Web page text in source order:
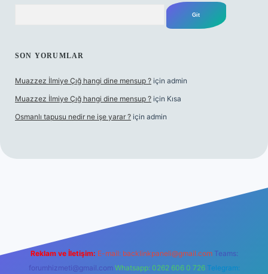
SON YORUMLAR
Muazzez İlmiye Çığ hangi dine mensup ? için admin
Muazzez İlmiye Çığ hangi dine mensup ? için Kısa
Osmanlı tapusu nedir ne işe yarar ? için admin
Reklam ve İletişim: E-mail: backlinkpaneli@gmail.com Teams:
forumhizmeti@gmail.com Whatsapp: 0262 606 0 726 Telegram: